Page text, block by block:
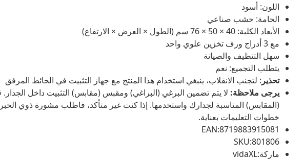
اللون: أسود
الخامة: خشب صناعي
الأبعاد الكلية: 40 × 50 × 76 سم (الطول × العرض × الارتفاع)
مع 3 أدراج ورف تخزين علوي واحد
سهل التنظيف والصيانة
يتطلب التجميع: نعم
تحذير : لتجنب الانقلاب، ينبغي استخدام هذا المنتج مع جهاز التثبيت في الحائط المرفق
يرجى ملاحظة: لا يتم تضمين البرغي (البراغي) ومقبس (مقابس) التثبيت داخل
(المقابس) المناسبة لجدارك واستخدمها. إذا كنت غير متأكد، فاطلب مشورة ذوي
خطوات التعليمات بعناية.
EAN:8719883915081
SKU:801806
ماركة:vidaXL